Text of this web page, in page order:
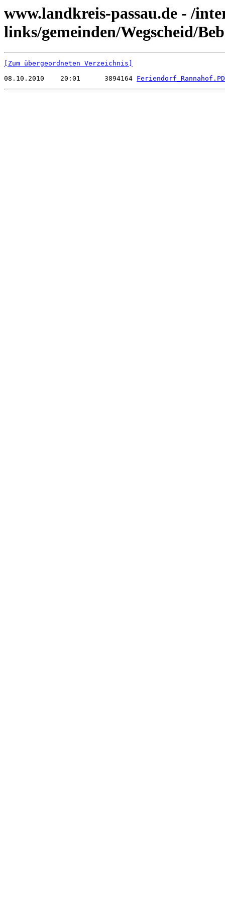
www.landkreis-passau.de - /
links/gemeinden/Wegscheid/
[Zum übergeordneten Verzeichnis]
08.10.2010    20:01      3894164